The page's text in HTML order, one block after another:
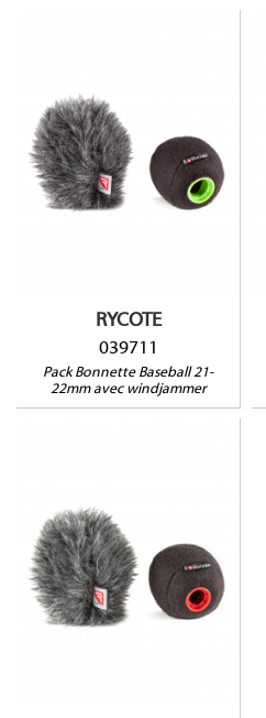
RYCOTE
039711
Pack Bonnette Baseball 21-
22mm avec windjammer
Compatible avec :
Audio-Technica AT4049b,
AT4051b, AT4053b, AT4021b,
039710
Compatible avec : DPA
4018, Schoeps CMC Series,